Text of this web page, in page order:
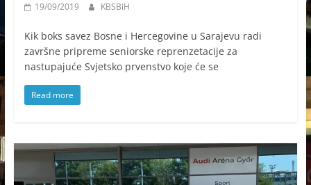
19/09/2019 KBSBiH
Kik boks savez Bosne i Hercegovine u Sarajevu radi
završne pripreme seniorske reprenzetacije za
nastupajuće Svjetsko prvenstvo koje će se
Read more